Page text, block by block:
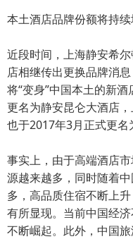
本土酒店品牌份额将持
近段时间，上海静安希
店相继传出更换品牌消
将“变身”中国本土的新
更名为静安昆仑大酒店
也于2017年3月正式更名
事实上，由于高端酒店
源越来越多，同时随着
多，高品质住宿不断上
有所显现。当前中国经
不断崛起。此外，中国